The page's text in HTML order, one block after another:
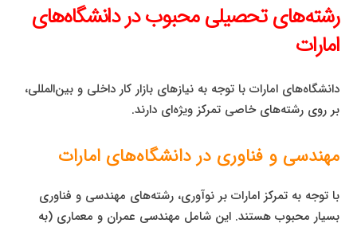
رشته‌های تحصیلی محبوب در دانشگاه‌های
امارات
دانشگاه‌های امارات با توجه به نیازهای بازار کار داخلی و بین‌المللی،
بر روی رشته‌های خاصی تمرکز ویژه‌ای دارند.
مهندسی و فناوری در دانشگاه‌های امارات
با توجه به تمرکز امارات بر نوآوری، رشته‌های مهندسی و فناوری
بسیار محبوب هستند. این شامل مهندسی عمران و معماری (به